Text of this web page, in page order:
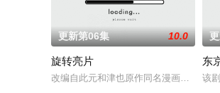
更新第06集 10.0
旋转亮片
改编自此元和津也原作同名漫画。不起
东
该